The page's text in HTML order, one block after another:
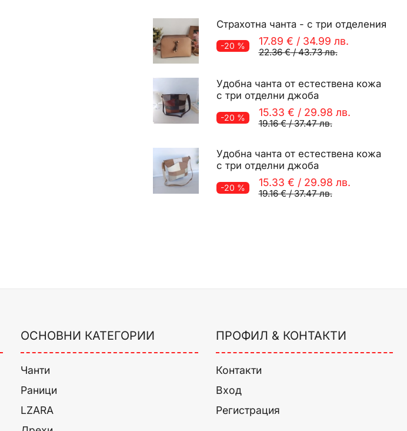
Страхотна чанта - с три отделения
-20 % 17.89 € / 34.99 лв.
22.36 €/43.73 лв.
Удобна чанта от естествена кожа
с три отделни джоба
-20 % 15.33 € / 29.98 лв.
19.16 €/37.47 лв.
Удобна чанта от естествена кожа
с три отделни джоба
-20 % 15.33 € / 29.98 лв.
19.16 €/37.47 лв.
ОСНОВНИ КАТЕГОРИИ
Чанти
Раници
LZARA
ПРОФИЛ & КОНТАКТИ
Контакти
Вход
Регистрация